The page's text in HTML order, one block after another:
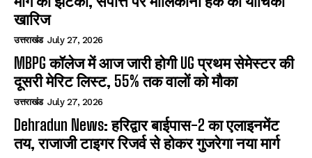
खारिज
उत्तराखंड July 27, 2026
MBPG कॉलेज में आज जारी होगी UG प्रथम सेमेस्टर की
दूसरी मेरिट लिस्ट, 55% तक वालों को मौका
उत्तराखंड July 27, 2026
Dehradun News: हरिद्वार बाईपास-2 का एलाइनमेंट
तय, राजाजी टाइगर रिजर्व से होकर गुजरेगा नया मार्ग